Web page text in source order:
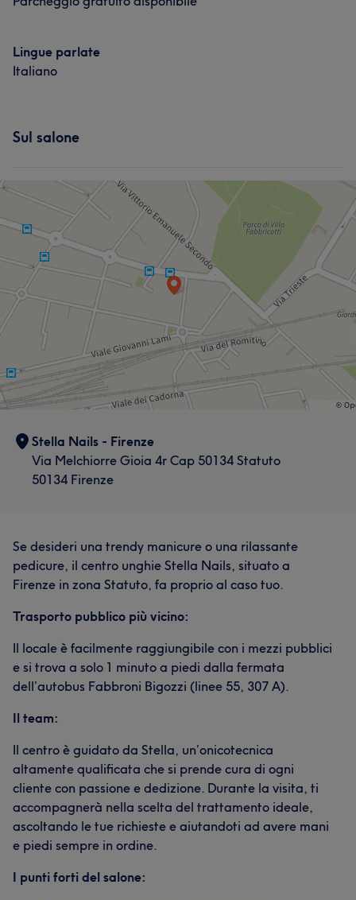
Lingue parlate
Italiano
Sul salone
Stella Nails - Firenze
Via Melchiorre Gioia 4r Cap 50134 Statuto
50134 Firenze
Se desideri una trendy manicure o una rilassante
pedicure, il centro unghie Stella Nails, situato a
Firenze in zona Statuto, fa proprio al caso tuo.
Trasporto pubblico più vicino:
Il locale è facilmente raggiungibile con i mezzi pubblici
e si trova a solo 1 minuto a piedi dalla fermata
dell’autobus Fabbroni Bigozzi (linee 55, 307 A).
Il team:
Il centro è guidato da Stella, un’onicotecnica
altamente qualificata che si prende cura di ogni
cliente con passione e dedizione. Durante la visita, ti
accompagnerà nella scelta del trattamento ideale,
ascoltando le tue richieste e aiutandoti ad avere mani
e piedi sempre in ordine.
I punti forti del salone: